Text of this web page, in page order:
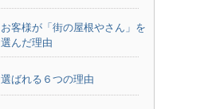
お客様が「街の屋根やさん」を
選んだ理由
選ばれる６つの理由